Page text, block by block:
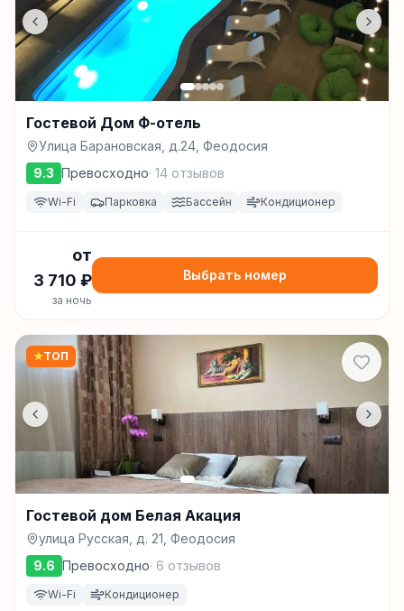
Гостевой Дом Ф-отель
Улица Барановская, д.24, Феодосия
9.3 Превосходно· 14 отзывов
Wi-Fi Парковка Бассейн Кондиционер
от
3 710 ₽
за ночь
Выбрать номер
★ТОП
Гостевой дом Белая Акация
улица Русская, д. 21, Феодосия
9.6 Превосходно· 6 отзывов
Wi-Fi Кондиционер